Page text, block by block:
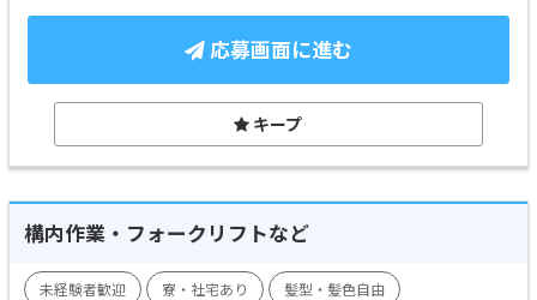
応募画面に進む
キープ
構内作業・フォークリフトなど
未経験者歓迎 寮・社宅あり 髪型・髪色自由